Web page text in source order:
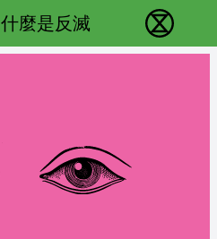
反抗滅絕 - Home
什麼是反滅？